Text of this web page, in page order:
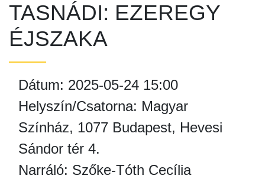
TASNÁDI: EZEREGY
ÉJSZAKA
Dátum: 2025-05-24 15:00
Helyszín/Csatorna: Magyar
Színház, 1077 Budapest, Hevesi
Sándor tér 4.
Narráló: Szőke-Tóth Cecília